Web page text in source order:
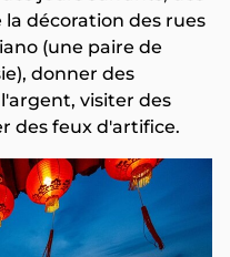
décoration des rues
(une paire de
donner des
visiter des
des feux d'artifice.